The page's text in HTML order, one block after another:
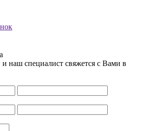
наш специалист свяжется с Вами в